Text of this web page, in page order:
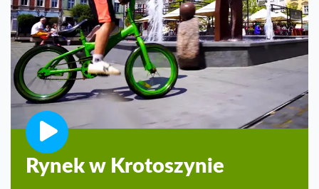
Rynek w Krotoszynie